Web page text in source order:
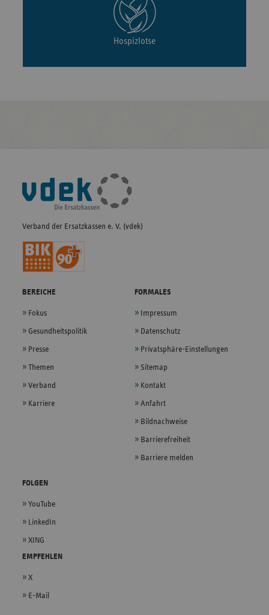
Hospizlotse
Fußleisten-
Navigation
Verband der Ersatzkassen e. V. (vdek)
BEREICHE
Fokus
Gesundheitspolitik
Presse
Themen
Verband
Karriere
FORMALES
Impressum
Datenschutz
Privatsphäre-Einstellungen
Sitemap
Kontakt
Anfahrt
Bildnachweise
Barrierefreiheit
Barriere melden
FOLGEN
YouTube
LinkedIn
XING
EMPFEHLEN
X
E-Mail